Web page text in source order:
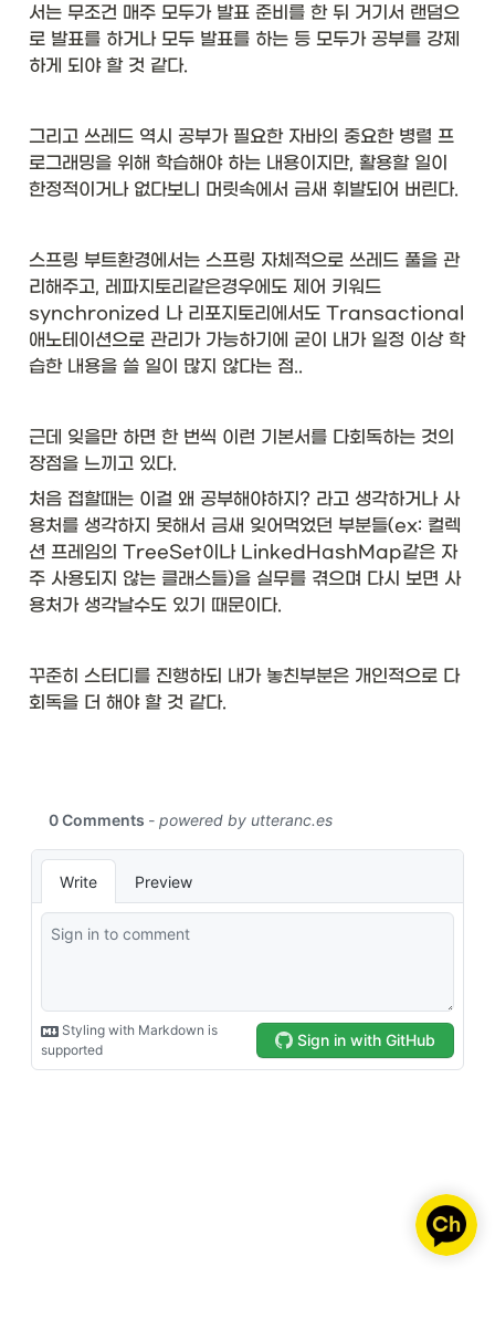
서는 무조건 매주 모두가 발표 준비를 한 뒤 거기서 랜덤으
로 발표를 하거나 모두 발표를 하는 등 모두가 공부를 강제
하게 되야 할 것 같다.
그리고 쓰레드 역시 공부가 필요한 자바의 중요한 병렬 프
로그래밍을 위해 학습해야 하는 내용이지만, 활용할 일이
한정적이거나 없다보니 머릿속에서 금새 휘발되어 버린다.
스프링 부트환경에서는 스프링 자체적으로 쓰레드 풀을 관
리해주고, 레파지토리같은경우에도 제어 키워드
synchronized 나 리포지토리에서도 Transactional
애노테이션으로 관리가 가능하기에 굳이 내가 일정 이상 학
습한 내용을 쓸 일이 많지 않다는 점..
근데 잊을만 하면 한 번씩 이런 기본서를 다회독하는 것의
장점을 느끼고 있다.
처음 접할때는 이걸 왜 공부해야하지? 라고 생각하거나 사
용처를 생각하지 못해서 금새 잊어먹었던 부분들(ex: 컬렉
션 프레임의 TreeSet이나 LinkedHashMap같은 자
주 사용되지 않는 클래스들)을 실무를 겪으며 다시 보면 사
용처가 생각날수도 있기 때문이다.
꾸준히 스터디를 진행하되 내가 놓친부분은 개인적으로 다
회독을 더 해야 할 것 같다.